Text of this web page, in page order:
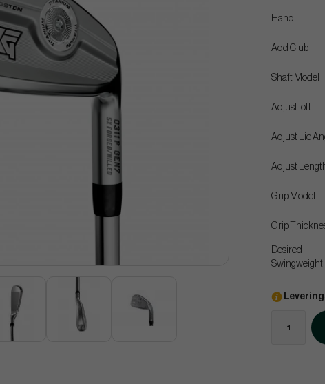
Hand
Add Club
Shaft Model
Adjust loft
Adjust Lie
Adjust
Grip Model
Grip
Desired
Swingweight